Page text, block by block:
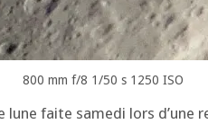
800 mm f/8 1/50 s 1250 ISO
lune faite same­di lors d’une